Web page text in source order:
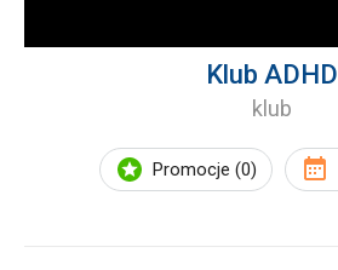
Klub ADHD
klub
Promocje (0)